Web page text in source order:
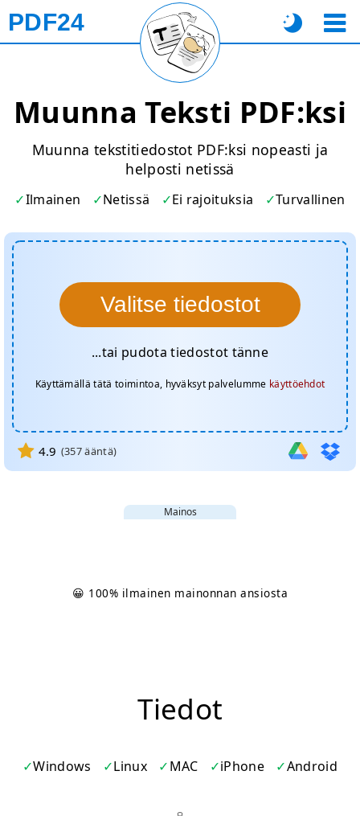
PDF24
Muunna Teksti PDF:ksi
Muunna tekstitiedostot PDF:ksi nopeasti ja
helposti netissä
Ilmainen Netissä Ei rajoituksia Turvallinen
Valitse tiedostot
...tai pudota tiedostot tänne
Käyttämällä tätä toimintoa, hyväksyt palvelumme käyttöehdot
4.9 (357ääntä)
Mainos
😀 100% ilmainen mainonnan ansiosta
Tiedot
Windows Linux MAC iPhone Android